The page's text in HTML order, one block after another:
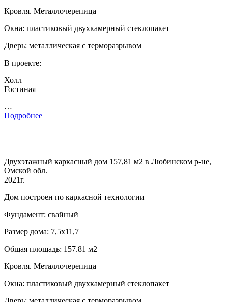
Кровля. Металлочерепица
Окна: пластиковый двухкамерный стеклопакет
Дверь: металлическая с терморазрывом
В проекте:
Холл
Гостиная
…
Подробнее
Двухэтажный каркасный дом 157,81 м2 в Любинском р-не,
Омской обл.
2021г.
Дом построен по каркасной технологии
Фундамент: свайный
Размер дома: 7,5х11,7
Общая площадь: 157.81 м2
Кровля. Металлочерепица
Окна: пластиковый двухкамерный стеклопакет